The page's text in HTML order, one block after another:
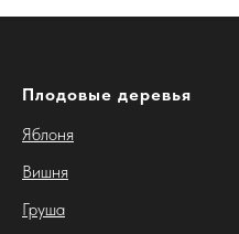
Плодовые деревья
Яблоня
Вишня
Груша